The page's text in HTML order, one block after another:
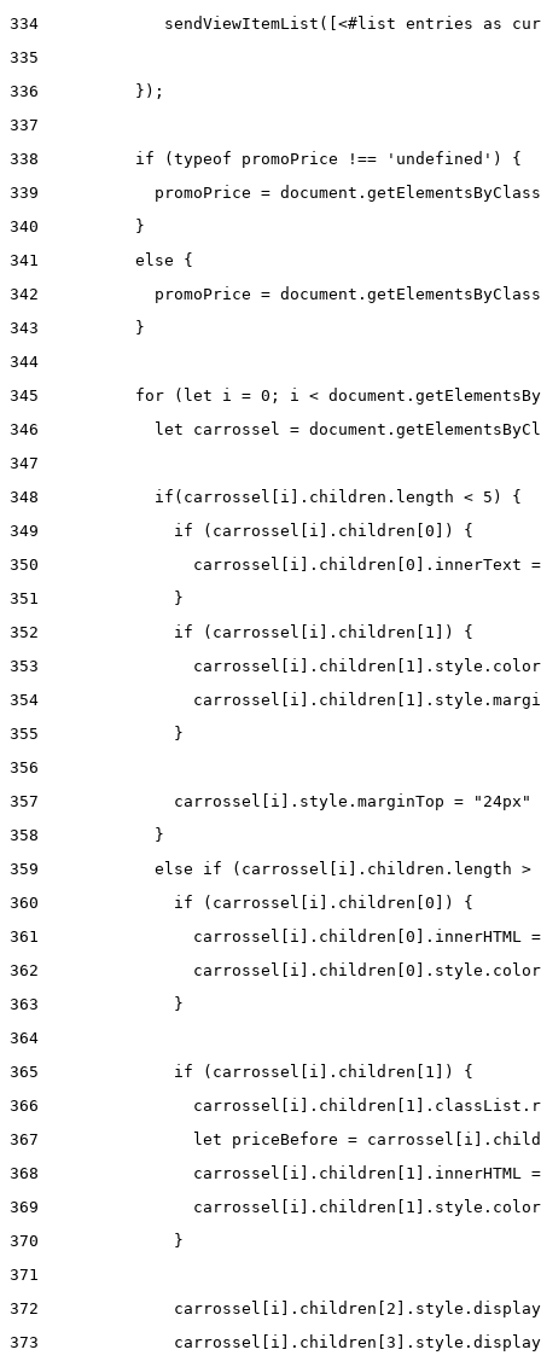
334
sendViewItemList([<#list entries as
335
336
          });
337
338
          if (typeof promoPrice !== 'undefined') {
339
promoPrice =
340
          }
341
          else {
342
promoPrice =
343
          }
344
345
for (let i = 0; i <
346
let carrossel =
347
348
            if(carrossel[i].children.length < 5) {
349
              if (carrossel[i].children[0]) {
350
carrossel[i].children[0].innerText
351
              }
352
              if (carrossel[i].children[1]) {
353
354
355
              }
356
357
              carrossel[i].style.marginTop = "24px"
358
            }
359
else if (carrossel[i].children.length
360
              if (carrossel[i].children[0]) {
361
carrossel[i].children[0].innerHTML
362
363
              }
364
365
              if (carrossel[i].children[1]) {
366
367
let priceBefore =
368
carrossel[i].children[1].innerHTML
369
370
              }
371
372
373